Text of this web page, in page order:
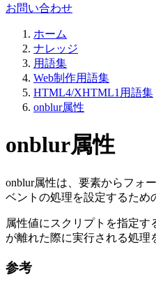
お問い合わせ
ホーム
ナレッジ
用語集
Web制作用語集
HTML4/XHTML1用語集
onblur属性
onblur属性
onblur属性は、要素からフォ
ベントの処理を設定するため
属性値にスクリプトを指定す
が離れた際に実行される処理
参考